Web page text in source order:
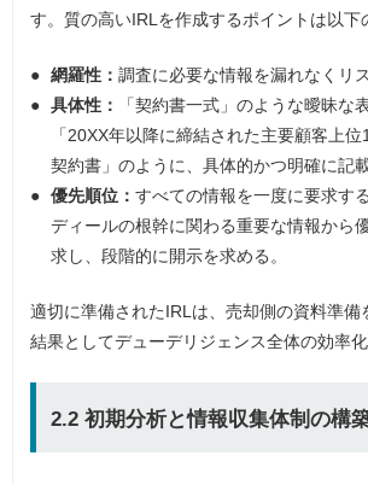
す。質の高いIRLを作成するポイントは以下
網羅性： 調査に必要な情報を漏れなくリ
具体性：
「契約書一式」のような曖昧な
「20XX年以降に締結された主要顧客上
契約書」のように、具体的かつ明確に記載
優先順位： すべての情報を一度に要求す
ディールの根幹に関わる重要な情報から
求し、段階的に開示を求める。
適切に準備されたIRLは、売却側の資料準備
結果としてデューデリジェンス全体の効率化
2.2 初期分析と情報収集体制の構